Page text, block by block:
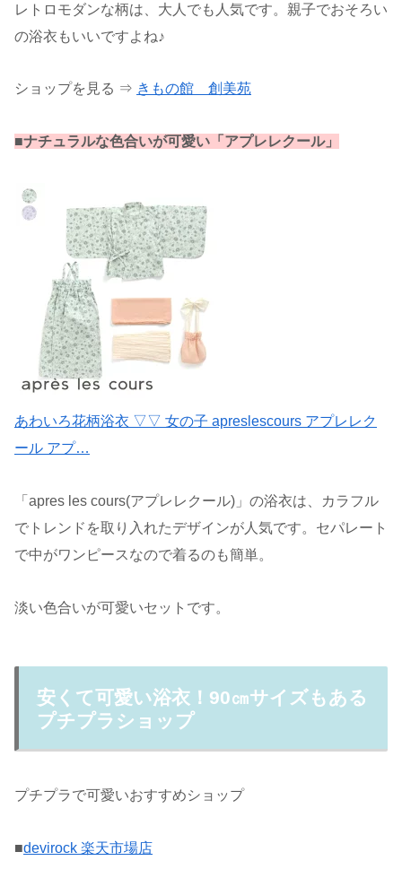
レトロモダンな柄は、大人でも人気です。親子でおそろい
の浴衣もいいですよね♪
ショップを見る ⇒ きもの館 創美苑
■ナチュラルな色合いが可愛い「アプレレクール」
あわいろ花柄浴衣 ▽▽ 女の子 apreslescours アプレレク
ール アプ…
「apres les cours(アプレレクール)」の浴衣は、カラフル
でトレンドを取り入れたデザインが人気です。セパレート
で中がワンピースなので着るのも簡単。
淡い色合いが可愛いセットです。
安くて可愛い浴衣！90㎝サイズもある
プチプラショップ
プチプラで可愛いおすすめショップ
■devirock 楽天市場店